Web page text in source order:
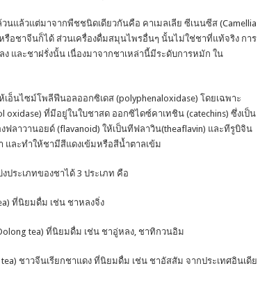
นแล้วแต่มาจากพืชชนิดเดียวกันคือ คาเมลเลีย ซีเนนซีส (Camellia
รือชาจีนก็ได้ ส่วนเครื่องดื่มสมุนไพรอื่นๆ นั้นไม่ใช่ชาที่แท้จริง การ
และชาฝรั่งนั้น เนื่องมาจากชาเหล่านี้มีระดับการหมัก ใน
อ็นไซม์โพลีฟีนอลออกซิเดส (polyphenaloxidase) โดยเฉพาะ
oxidase) ที่มีอยู่ในใบชาสด ออกซิไดซ์คาเทชิน (catechins) ซึ่งเป็น
ลาวานอยด์ (flavanoid) ให้เป็นทีฟลาวิน(theaflavin) และทีรูบิจิน
และทำให้ชามีสีแดงเข้มหรือสีน้ำตาลเข้ม
ระเภทของชาได้ 3 ประเภท คือ
ที่นิยมดื่ม เช่น ชาหลงจิ่ง
tea) ที่นิยมดื่ม เช่น ชาอู่หลง, ชาทิกวนอิม
ชาวจีนเรียกชาแดง ที่นิยมดื่ม เช่น ชาอัสสัม จากประเทศอินเดีย